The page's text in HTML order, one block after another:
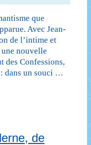
que
Avec Jean-
de l’intime et
nouvelle
des Confessions,
dans un souci …
de